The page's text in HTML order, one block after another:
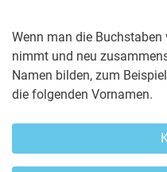
Wenn man die Buchstaben
nimmt und neu
Namen bilden, zum
die folgenden Vornamen.